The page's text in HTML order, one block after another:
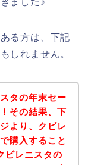
る方は、下記
しれません。
タの年末セー
その結果、下
より、クビレ
購入すること
ビレニスタの